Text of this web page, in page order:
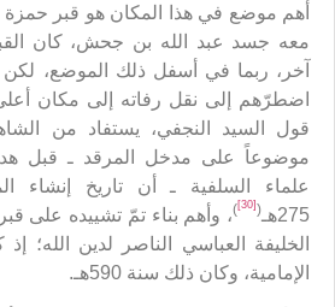
أهم موضع في هذا المكان هو قبر حمزة
معه جسد عبد الله بن جحش، كان
آخر، ربما في أسفل ذلك الموضع، لكن
اضطرّهم إلى نقل رفاته إلى مكان
قول السيد النجفي، يستفاد من
موضوعاً على مدخل المرقد ـ قبل
علماء السلفية ـ أن تاريخ إنشاء
275هـ
(
[30]
)، وأهم بناء تمّ تشييده على
الخليفة العباسي الناصر لدين الله؛
الإمامية، وكان ذلك سنة 590هـ.